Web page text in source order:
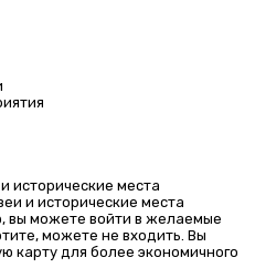
исторические места
и исторические места
вы можете войти в желаемые
можете не входить. Вы
карту для более экономичного